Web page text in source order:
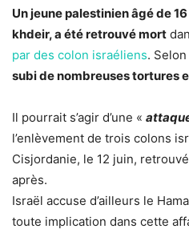
Un jeune palestinien âgé de
khdeir, a été retrouvé mort
par des colon israéliens.
subi de nombreuses tortures
Il pourrait s’agir d’une «
l’enlèvement de trois colons
Cisjordanie, le 12 juin,
après.
Israël accuse d’ailleurs le
toute implication dans cette